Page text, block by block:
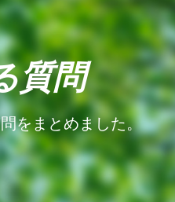
質問
をまとめました。